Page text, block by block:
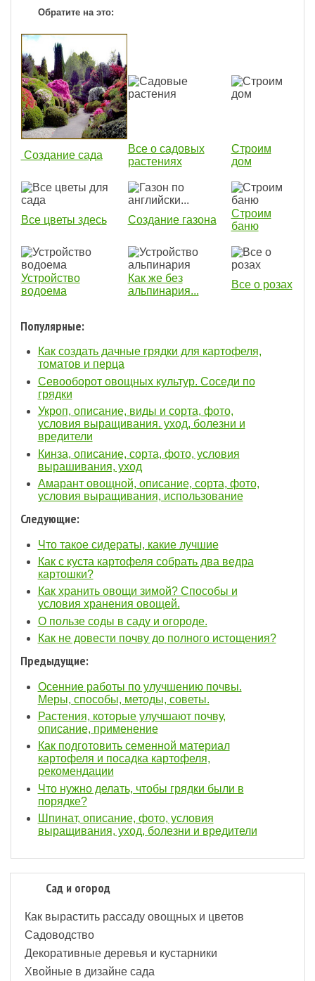
Обратите на это:
Создание сада
Все о садовых
растениях
Строим
дом
Все цветы здесь Создание газона
Строим
баню
Устройство
водоема
Как же без
альпинария...
Все о розах
Популярные:
Как создать дачные грядки для картофеля,
томатов и перца
Севооборот овощных культур. Соседи по
грядки
Укроп, описание, виды и сорта, фото,
условия выращивания. уход, болезни и
вредители
Кинза, описание, сорта, фото, условия
вырашивания, уход
Амарант овощной, описание, сорта, фото,
условия выращивания, использование
Следующие:
Что такое сидераты, какие лучшие
Как с куста картофеля собрать два ведра
картошки?
Как хранить овощи зимой? Способы и
условия хранения овощей.
О пользе соды в саду и огороде.
Как не довести почву до полного истощения?
Предыдущие:
Осенние работы по улучшению почвы.
Меры, способы, методы, советы.
Растения, которые улучшают почву,
описание, применение
Как подготовить семенной материал
картофеля и посадка картофеля,
рекомендации
Что нужно делать, чтобы грядки были в
порядке?
Шпинат, описание, фото, условия
выращивания, уход, болезни и вредители
Сад и огород
Как вырастить рассаду овощных и цветов
Садоводство
Декоративные деревья и кустарники
Хвойные в дизайне сада